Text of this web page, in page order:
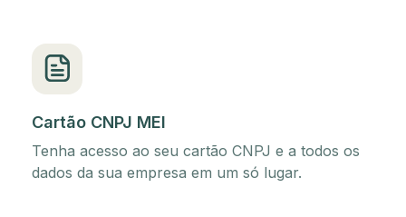
Cartão CNPJ MEI
Tenha acesso ao seu cartão CNPJ e a todos os
dados da sua empresa em um só lugar.